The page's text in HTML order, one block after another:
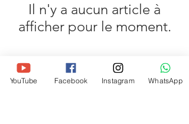
Il n'y a aucun article à
afficher pour le moment.
YouTube Facebook Instagram WhatsApp